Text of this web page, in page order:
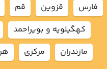
فارس
قزوين قم
كهگيلويه و بويراحمد
مازندران
مركزي